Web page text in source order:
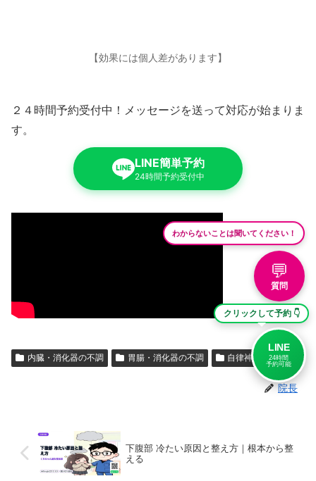
【効果には個人差があります】
２４時間予約受付中！メッセージを送って対応が始まりま
す。
LINE簡単予約
24時間予約受付中
内臓・消化器の不調 胃腸・消化器の不調 自律神経
院長
下腹部 冷たい原因と整え方｜根本から整
える
わからないことは聞いてください！
💬
質問
クリックして予約 👇
LINE
24時間
予約可能